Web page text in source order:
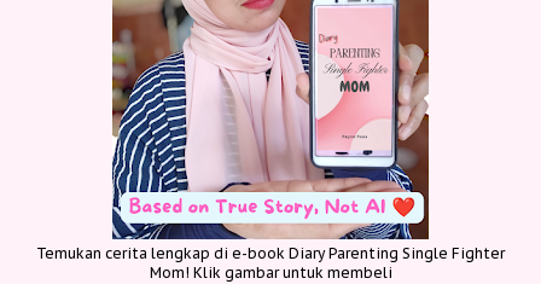
Temukan cerita lengkap di e-book Diary Parenting Single Fighter
Mom! Klik gambar untuk membeli